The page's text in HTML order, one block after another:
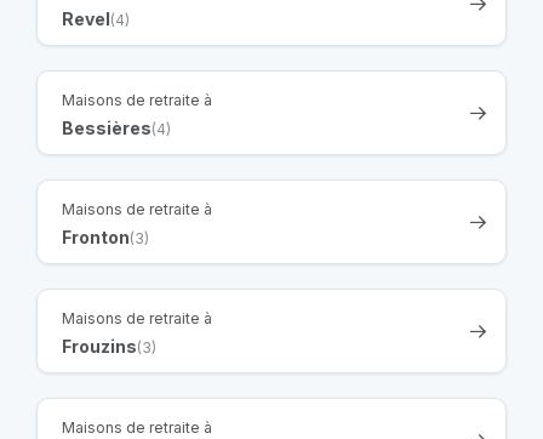
Revel(4)
Maisons de retraite à
Bessières(4)
Maisons de retraite à
Fronton(3)
Maisons de retraite à
Frouzins(3)
Maisons de retraite à